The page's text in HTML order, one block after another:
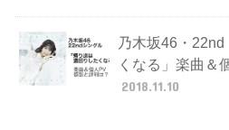
乃木坂46・
くなる」楽曲＆
2018.11.10